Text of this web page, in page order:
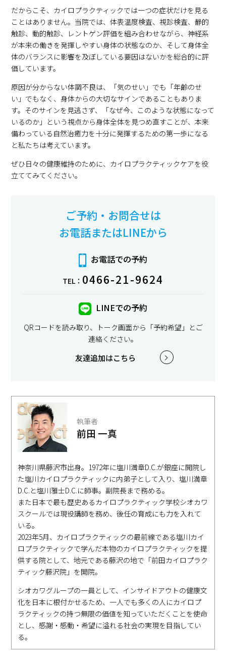
だからこそ、カイロプラクティックでは一つの症状だけを見る
ことはありません。当院では、体表温度検査、視診検査、静的
触診、動的触診、レントゲン評価を組み合わせながら、神経系
が本来の働きを発揮しやすい身体の状態なのか、そして身体全
体のバランスに影響を及ぼしている要因はないかを総合的に評
価しています。
原因が分からない体調不良は、「気のせい」でも「年齢のせ
い」でもなく、身体からの大切なサインであることもありま
す。そのサインを見逃さず、「なぜ今、このような状態になって
いるのか」という視点から身体全体を見つめ直すことが、本来
備わっている自然治癒力を十分に発揮するための第一歩になる
と私たちは考えています。
ぜひ日々の健康維持のために、カイロプラクティックケアを役
立ててみてください。
ご予約・お問合せは
お電話またはLINEから
お電話での予約
TEL： 0466-21-9624
LINEでの予約
QRコードを読み取り、トーク画面から「予約希望」とご
連絡ください。
友達追加はこちら
執筆者
前田 一真
神奈川県藤沢市出身。1972年に塩川満章D.C.が銀座に開院し
た塩川カイロプラクティックに内弟子として入り、塩川満章
D.C.と塩川雅士D.C.に師事。副院長まで務める。
また日本で最も歴史あるカイロプラクティック学校シオカワ
スクールでは現役講師を務め、後任の育成にも力を入れて
いる。
2023年5月、カイロプラクティックの最前線である塩川カイ
ロプラクティックで学んだ本物のカイロプラクティックを提
供する院として、地元である藤沢の地で「前田カイロプラク
ティック藤沢院」を開院。
シオカワグループの一員として、インサイドアウトの健康文
化を日本に根付かせるため、一人でも多くの人にカイロプ
ラクティックの持つ無限の価値を知っていただくことを使命
とし、感謝・感動・希望に溢れる社会の実現を目指してい
る。